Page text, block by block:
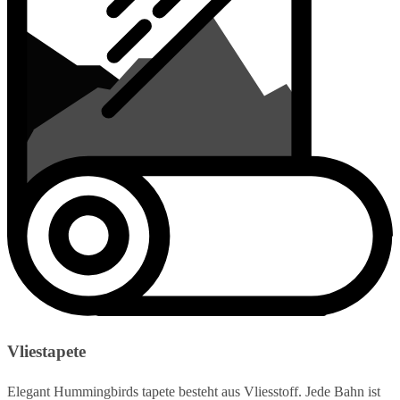
Vliestapete
Elegant Hummingbirds tapete besteht aus Vliesstoff. Jede Bahn ist